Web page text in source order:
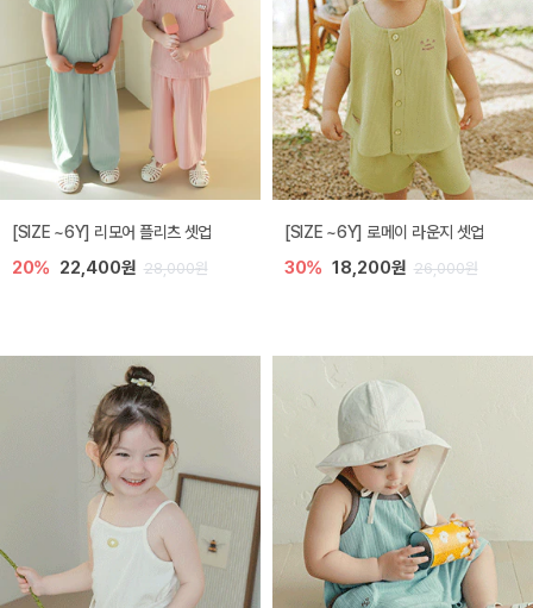
[SIZE ~6Y] 리모어 플리츠 셋업
20% 22,400원 28,000원
[SIZE ~6Y] 로메이 라운지 셋업
30% 18,200원 26,000원